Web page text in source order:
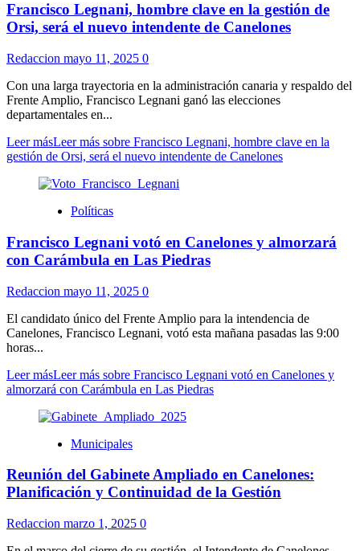
Francisco Legnani, hombre clave en la gestión de
Orsi, será el nuevo intendente de Canelones
Redaccion mayo 11, 2025 0
Con una larga trayectoria en la administración canaria y respaldo del
Frente Amplio, Francisco Legnani ganó las elecciones
departamentales en...
Leer másLeer más sobre Francisco Legnani, hombre clave en la
gestión de Orsi, será el nuevo intendente de Canelones
Políticas
Francisco Legnani votó en Canelones y almorzará
con Carámbula en Las Piedras
Redaccion mayo 11, 2025 0
El candidato único del Frente Amplio para la intendencia de
Canelones, Francisco Legnani, votó esta mañana pasadas las 9:00
horas...
Leer másLeer más sobre Francisco Legnani votó en Canelones y
almorzará con Carámbula en Las Piedras
Municipales
Reunión del Gabinete Ampliado en Canelones:
Planificación y Continuidad de la Gestión
Redaccion marzo 1, 2025 0